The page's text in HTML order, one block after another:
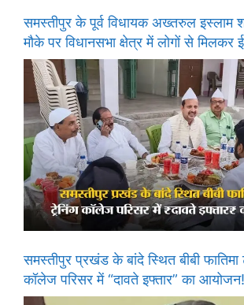
समस्तीपुर के पूर्व विधायक अख्तरुल इस्लाम
मौके पर विधानसभा क्षेत्र में लोगों से मिलकर
समस्तीपुर प्रखंड के बांदे स्थित बीबी फातिमा
कॉलेज परिसर में “दावते इफ्तार” का आयोजन!